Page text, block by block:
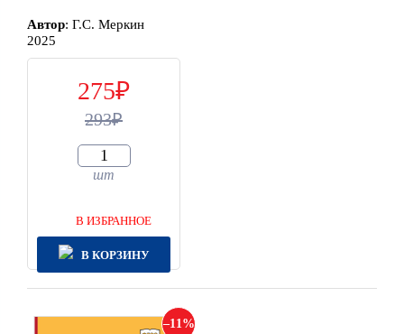
Автор: Г.С. Меркин
2025
275
293
шт
В ИЗБРАННОЕ
В КОРЗИНУ
11